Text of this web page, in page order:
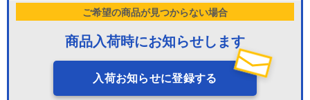
ご希望の商品が見つからない場合
商品入荷時にお知らせします
入荷お知らせに登録する